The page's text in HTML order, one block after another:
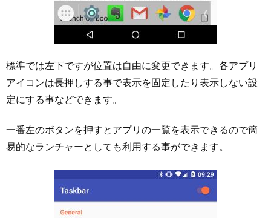
標準では左下ですが位置は自由に変更できます。各アプリ
アイコンは長押しする事で表示を固定したり表示しない設
定にする事などできます。
一番左のボタンを押すとアプリの一覧を表示できるので簡
易的なランチャーとしても利用する事ができます。